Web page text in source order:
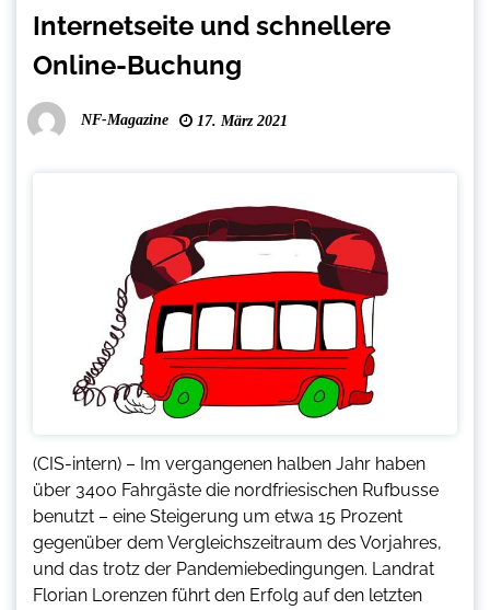
Internetseite und schnellere
Online-Buchung
NF-Magazine 17. März 2021
(CIS-intern) – Im vergangenen halben Jahr haben
über 3400 Fahrgäste die nordfriesischen Rufbusse
benutzt – eine Steigerung um etwa 15 Prozent
gegenüber dem Vergleichszeitraum des Vorjahres,
und das trotz der Pandemiebedingungen. Landrat
Florian Lorenzen führt den Erfolg auf den letzten